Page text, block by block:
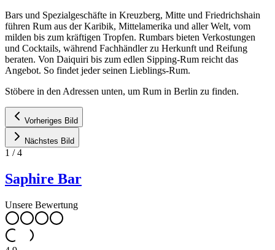
Bars und Spezialgeschäfte in Kreuzberg, Mitte und Friedrichshain
führen Rum aus der Karibik, Mittelamerika und aller Welt, vom
milden bis zum kräftigen Tropfen. Rumbars bieten Verkostungen
und Cocktails, während Fachhändler zu Herkunft und Reifung
beraten. Von Daiquiri bis zum edlen Sipping-Rum reicht das
Angebot. So findet jeder seinen Lieblings-Rum.
Stöbere in den Adressen unten, um Rum in Berlin zu finden.
Vorheriges Bild
Nächstes Bild
1 /4
Saphire Bar
Unsere Bewertung